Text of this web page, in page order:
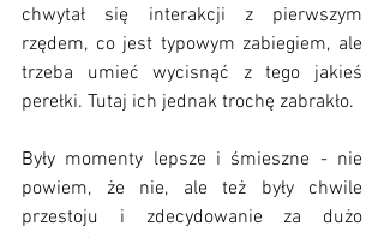
chwytał się interakcji z pierwszym
rzędem, co jest typowym zabiegiem, ale
trzeba umieć wycisnąć z tego jakieś
perełki. Tutaj ich jednak trochę zabrakło.
Były momenty lepsze i śmieszne - nie
powiem, że nie, ale też były chwile
przestoju i zdecydowanie za dużo